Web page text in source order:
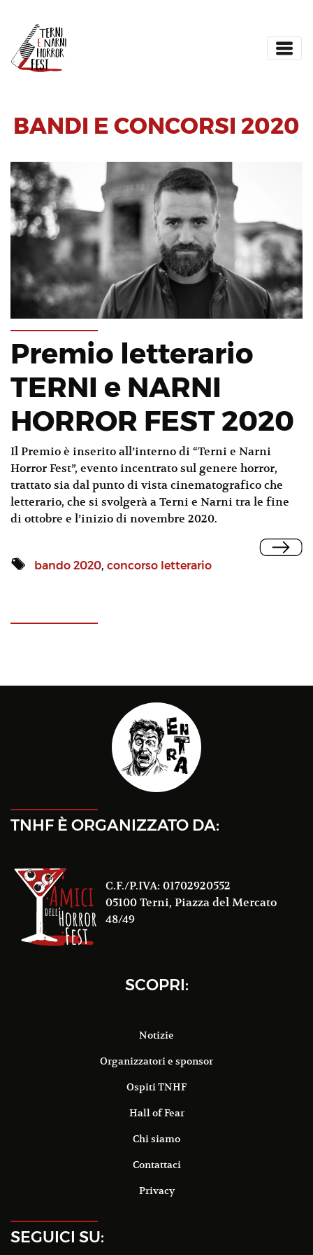
BANDI E CONCORSI 2020
Premio letterario
TERNI e NARNI
HORROR FEST 2020
Il Premio è inserito all’interno di “Terni e Narni
Horror Fest”, evento incentrato sul genere horror,
trattato sia dal punto di vista cinematografico che
letterario, che si svolgerà a Terni e Narni tra le fine
di ottobre e l’inizio di novembre 2020.
bando 2020, concorso letterario
TNHF È ORGANIZZATO DA:
C.F./P.IVA: 01702920552
05100 Terni, Piazza del Mercato
48/49
SCOPRI:
Notizie
Organizzatori e sponsor
Ospiti TNHF
Hall of Fear
Chi siamo
Contattaci
Privacy
SEGUICI SU: